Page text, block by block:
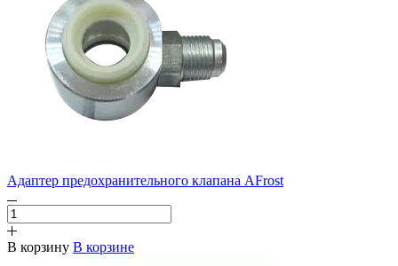
Адаптер предохранительного клапана AFrost
В корзину В корзине